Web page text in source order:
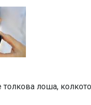
толкова лоша,